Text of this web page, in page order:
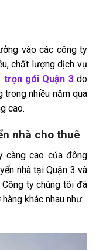
vào các công ty
chất lượng dịch vụ
trọn gói Quận 3do
trong nhiều năm qua
cao.
nhà cho thuê
càng cao của đông
nhà tại Quận 3 và
Công ty chúng tôi đã
khác nhau như: